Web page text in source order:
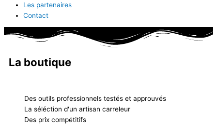
Les partenaires
Contact
La boutique
Des outils professionnels testés et approuvés
La séléction d'un artisan carreleur
Des prix compétitifs